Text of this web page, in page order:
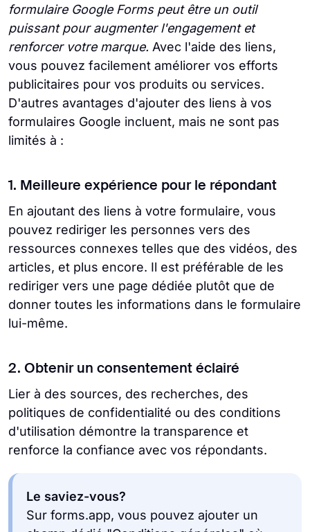
formulaire Google Forms peut être un outil
puissant pour augmenter l'engagement et
renforcer votre marque. Avec l'aide des liens,
vous pouvez facilement améliorer vos efforts
publicitaires pour vos produits ou services.
D'autres avantages d'ajouter des liens à vos
formulaires Google incluent, mais ne sont pas
limités à :
1. Meilleure expérience pour le répondant
En ajoutant des liens à votre formulaire, vous
pouvez rediriger les personnes vers des
ressources connexes telles que des vidéos, des
articles, et plus encore. Il est préférable de les
rediriger vers une page dédiée plutôt que de
donner toutes les informations dans le formulaire
lui-même.
2. Obtenir un consentement éclairé
Lier à des sources, des recherches, des
politiques de confidentialité ou des conditions
d'utilisation démontre la transparence et
renforce la confiance avec vos répondants.
Le saviez-vous?
Sur forms.app, vous pouvez ajouter un